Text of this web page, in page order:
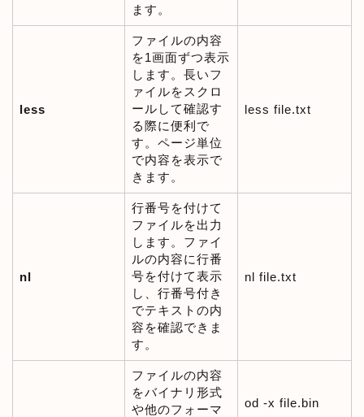
ます。
less
ファイルの内容
を1画面ずつ表示
します。長いフ
ァイルをスクロ
ールして確認す
る際に便利で
す。ページ単位
で内容を表示で
きます。
less file.txt
nl
行番号を付けて
ファイルを出力
します。ファイ
ルの内容に行番
号を付けて表示
し、行番号付き
でテキストの内
容を確認できま
す。
nl file.txt
ファイルの内容
をバイナリ形式
や他のフォーマ
od -x file.bin